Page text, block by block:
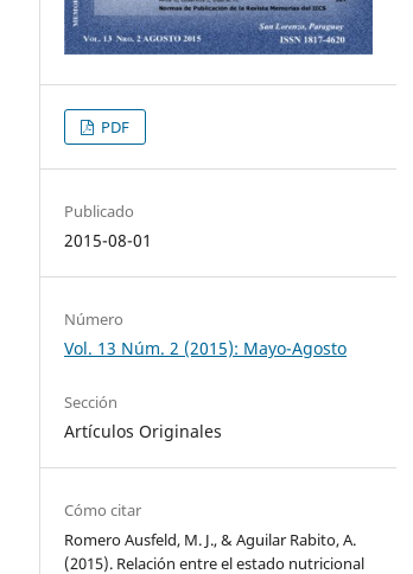
PDF
Publicado
2015-08-01
Número
Vol. 13 Núm. 2 (2015): Mayo-Agosto
Sección
Artículos Originales
Cómo citar
Romero Ausfeld, M. J., & Aguilar Rabito, A.
(2015). Relación entre el estado nutricional